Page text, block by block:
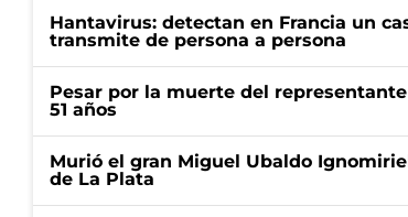
Hantavirus: detectan en Francia un
transmite de persona a persona
Pesar por la muerte del
51 años
Murió el gran Miguel Ubaldo
de La Plata